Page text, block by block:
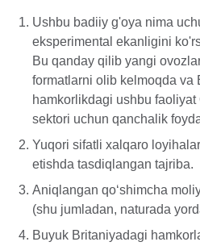
Ushbu badiiy g'oya nima
eksperimental ekanligini
Bu qanday qilib yangi
formatlarni olib kelmoqda va
hamkorlikdagi ushbu faoliyat
sektori uchun qanchalik
Yuqori sifatli xalqaro
etishda tasdiqlangan tajriba.
Aniqlangan qo‘shimcha
(shu jumladan, naturada
Buyuk Britaniyadagi